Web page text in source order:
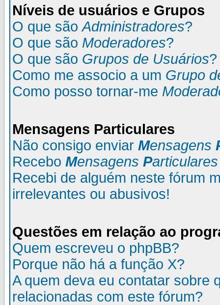
Níveis de usuários e Grupos
O que sãoAdministradores?
O que são Moderadores?
O que são Grupos de Usuários?
Como me associo a um Grupo
Como posso tornar-me
Mensagens Particulares
Não consigo enviar Mensagens
Recebo Mensagens Particulares
Recebi de alguém neste fórum
irrelevantes ou abusivos!
Questões em relação ao
Quem escreveu o phpBB?
Porque não há a função X?
A quem deva eu contatar sobre
relacionadas com este fórum?